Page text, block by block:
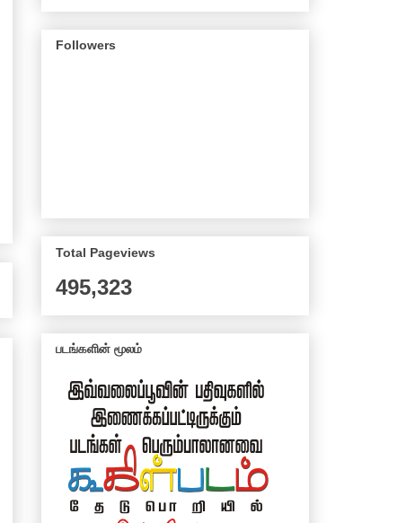
Followers
Total Pageviews
495,323
படங்களின் மூலம்